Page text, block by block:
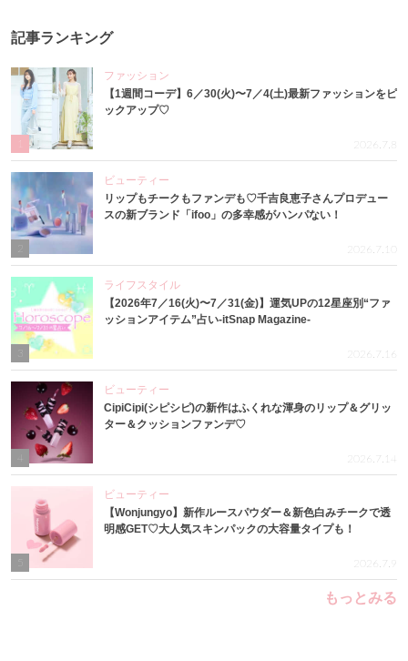
記事ランキング
ファッション
【1週間コーデ】6／30(火)〜7／4(土)最新ファッションをピ
ックアップ♡
2026.7.8
ビューティー
リップもチークもファンデも♡千吉良恵子さんプロデュー
スの新ブランド「ifoo」の多幸感がハンパない！
2026.7.10
3
ライフスタイル
【2026年7／16(火)〜7／31(金)】運気UPの12星座別“ファ
ッションアイテム”占い-itSnap Magazine-
2026.7.16
4
ビューティー
CipiCipi(シピシピ)の新作はふくれな渾身のリップ＆グリッ
ター＆クッションファンデ♡
2026.7.14
ビューティー
【Wonjungyo】新作ルースパウダー＆新色白みチークで透
明感GET♡大人気スキンパックの大容量タイプも！
2026.7.9
もっとみる